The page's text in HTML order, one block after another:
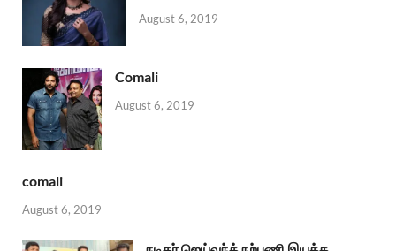
August 6, 2019
Comali
August 6, 2019
comali
August 6, 2019